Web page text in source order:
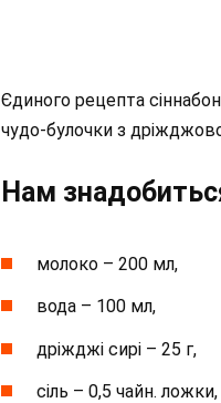
Єдиного рецепта
чудо-булочки з
Нам
молоко – 200 мл,
вода – 100 мл,
дріжджі сирі – 25 г,
сіль – 0,5 чайн. ложки,